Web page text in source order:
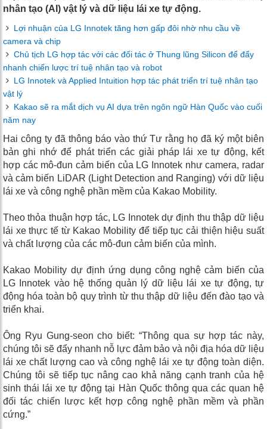
nhân tạo (AI) vật lý và dữ liệu lái xe tự động.
Lợi nhuận của LG Innotek tăng hơn gấp đôi nhờ nhu cầu về
camera và chip
Chủ tịch LG hợp tác với các đối tác ở Thung lũng Silicon để đẩy
nhanh chiến lược trí tuệ nhân tạo và robot
LG Innotek và Applied Intuition hợp tác phát triển trí tuệ nhân tạo
vật lý
Kakao sẽ ra mắt dịch vụ AI dựa trên ngôn ngữ Hàn Quốc vào cuối
năm nay
Hai công ty đã thông báo vào thứ Tư rằng họ đã ký một biên
bản ghi nhớ để phát triển các giải pháp lái xe tự động, kết
hợp các mô-đun cảm biến của LG Innotek như camera, radar
và cảm biến LiDAR (Light Detection and Ranging) với dữ liệu
lái xe và công nghệ phần mềm của Kakao Mobility.
Theo thỏa thuận hợp tác, LG Innotek dự định thu thập dữ liệu
lái xe thực tế từ Kakao Mobility để tiếp tục cải thiện hiệu suất
và chất lượng của các mô-đun cảm biến của mình.
Kakao Mobility dự định ứng dụng công nghệ cảm biến của
LG Innotek vào hệ thống quản lý dữ liệu lái xe tự động, tự
động hóa toàn bộ quy trình từ thu thập dữ liệu đến đào tạo và
triển khai.
Ông Ryu Gung-seon cho biết: “Thông qua sự hợp tác này,
chúng tôi sẽ đẩy nhanh nỗ lực đảm bảo và nội địa hóa dữ liệu
lái xe chất lượng cao và công nghệ lái xe tự động toàn diện.
Chúng tôi sẽ tiếp tục nâng cao khả năng cạnh tranh của hệ
sinh thái lái xe tự động tại Hàn Quốc thông qua các quan hệ
đối tác chiến lược kết hợp công nghệ phần mềm và phần
cứng.”